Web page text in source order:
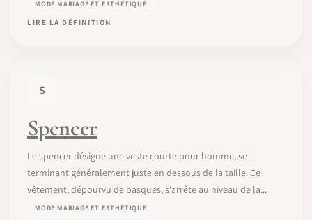
MODE MARIAGE ET ESTHÉTIQUE
LIRE LA DÉFINITION
S
Spencer
Le spencer désigne une veste courte pour homme, se
terminant généralement juste en dessous de la taille. Ce
vêtement, dépourvu de basques, s'arrête au niveau de la...
MODE MARIAGE ET ESTHÉTIQUE